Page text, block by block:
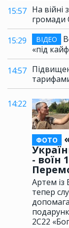
15:57 На війні
громади
15:29
ВІДЕО
«під
14:57
14:22
ФОТО
- воїн
Артем із
тепер
2С22